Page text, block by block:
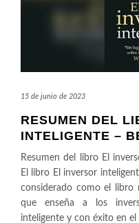
15 de junio de 2023
RESUMEN DEL
INTELIGENTE –
Resumen del libro El
El libro El inversor
considerado como el libro
que enseña a los
inteligente y con éxito en el